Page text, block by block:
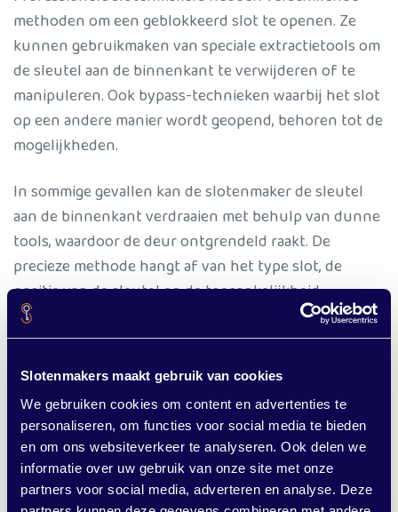
Slotenmakers maakt gebruik van cookies
We gebruiken cookies om content en advertenties te
personaliseren, om functies voor social media te bieden
en om ons websiteverkeer te analyseren. Ook delen we
informatie over uw gebruik van onze site met onze
partners voor social media, adverteren en analyse. Deze
methoden om een geblokkeerd slot te openen. Ze
kunnen gebruikmaken van speciale extractietools om
de sleutel aan de binnenkant te verwijderen of te
manipuleren. Ook bypass-technieken waarbij het slot
op een andere manier wordt geopend, behoren tot de
mogelijkheden.
In sommige gevallen kan de slotenmaker de sleutel
aan de binnenkant verdraaien met behulp van dunne
tools, waardoor de deur ontgrendeld raakt. De
precieze methode hangt af van het type slot, de
positie van de sleutel en de toegankelijkheid.
Professionele hulp bij slotproblemen
Staat u buitengesloten omdat er een sleutel aan de
binnenkant in het slot zit? Slotenmakers Noord-
Nederland helpt u snel en vakkundig. Met jarenlange
ervaring en het juiste gereedschap openen we uw
deur zonder onnodige schade. Neem direct contact
op voor snelle hulp in heel Noord-Nederland. Dat kan